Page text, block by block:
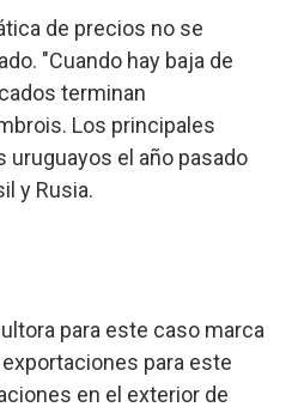
de precios no se
"Cuando hay baja de
terminan
Los principales
el año pasado
y Rusia.
para este caso marca
para este
en el exterior de